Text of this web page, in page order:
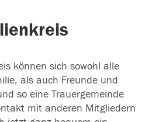
können sich sowohl alle
als auch Freunde und
so eine Trauergemeinde
mit anderen Mitgliedern